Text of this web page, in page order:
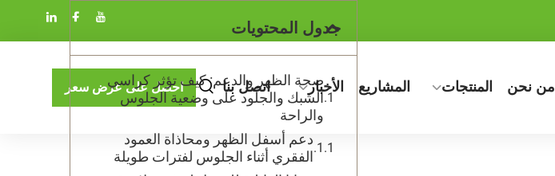
من نحن المنتجات المشاريع الأخبار اتصل بنا احصل على عرض سعر
جدول المحتويات
صحة الظهر والدعم: كيف تؤثر كراسي
الشبك والجلود على وضعية الجلوس
والراحة
دعم أسفل الظهر ومحاذاة العمود
الفقري أثناء الجلوس لفترات طويلة